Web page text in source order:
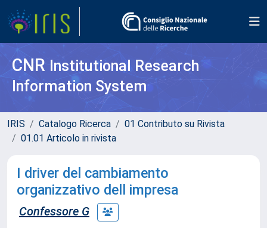
CNR Institutional Research
Information System
IRIS Catalogo Ricerca
01 Contributo su Rivista
01.01 Articolo in rivista
I driver del cambiamento
organizzativo dell impresa
Confessore G